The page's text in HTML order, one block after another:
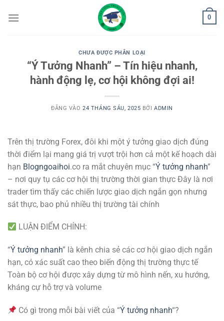
qua
0
CHƯA ĐƯỢC PHÂN LOẠI
“Ý Tưởng Nhanh” – Tín hiệu nhanh,
hành động lẹ, cơ hội không đợi ai!
ĐĂNG VÀO24 THÁNG SÁU, 2025 BỞIADMIN
Trên thị trường Forex, đôi khi một ý tưởng giao dịch đúng
thời điểm lại mang giá trị vượt trội hơn cả một kế hoạch dài
hạn Blogngoaihoi.co ra mắt chuyên mục “Ý tưởng nhanh”
– nơi quy tụ các cơ hội thị trường thời gian thực Đây là nơi
trader tìm thấy các chiến lược giao dịch ngắn gọn nhưng
sát thực, bao phủ nhiều thị trường tài chính
LUẬN ĐIỂM CHÍNH:
“Ý tưởng nhanh” là kênh chia sẻ các cơ hội giao dịch ngắn
hạn, có xác suất cao theo biến động thị trường thực tế
Toàn bộ cơ hội được xây dựng từ mô hình nến, xu hướng,
kháng cự hỗ trợ và volume
Có gì trong mỗi bài viết của “Ý tưởng nhanh“?